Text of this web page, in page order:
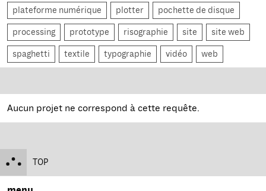
plateforme numérique plotter pochette de disque
processing prototype risographie site site web
spaghetti textile typographie vidéo web
Aucun projet ne correspond à cette requête.
TOP